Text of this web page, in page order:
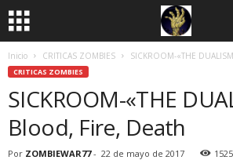
Inicio CRITICAS ZOMBIES SICKROOM-«THE
CRITICAS ZOMBIES
SICKROOM-«THE
Blood, Fire, Death
Por ZOMBIEWAR77- 22 de mayo de 2017 1525